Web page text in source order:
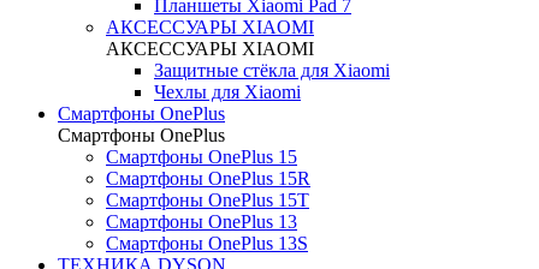
Планшеты Xiaomi Pad 7
АКСЕССУАРЫ XIAOMI
АКСЕССУАРЫ XIAOMI
Защитные стёкла для Xiaomi
Чехлы для Xiaomi
Смартфоны OnePlus
Смартфоны OnePlus
Смартфоны OnePlus 15
Смартфоны OnePlus 15R
Смартфоны OnePlus 15T
Смартфоны OnePlus 13
Смартфоны OnePlus 13S
ТЕХНИКА DYSON